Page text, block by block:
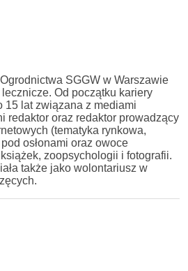
SGGW w Warszawie
Od początku kariery
15 lat związana z mediami
redaktor oraz redaktor prowadzący
(tematyka rynkowa,
osłonami oraz owoce
zoopsychologii i fotografii.
także jako wolontariusz w